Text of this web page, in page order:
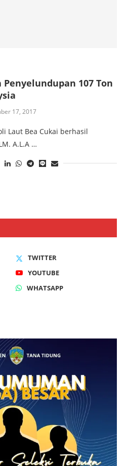
Penyelundupan 107 Ton
17, 2017
Laut Bea Cukai berhasil
A.L.A …
TWITTER
YOUTUBE
WHATSAPP